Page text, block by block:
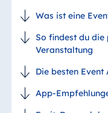
Was ist eine
So findest du
Veranstaltung
Die besten
App-